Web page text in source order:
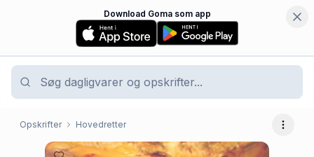
Download Goma som app
Opskrifter Hovedretter Flere